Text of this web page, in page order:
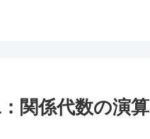
関係代数の演算